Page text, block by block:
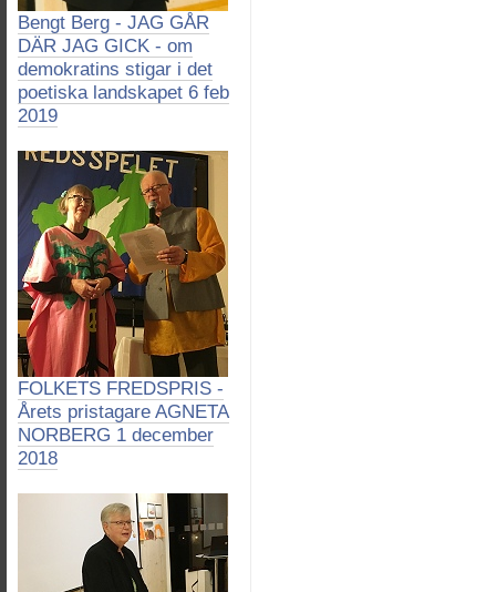
Bengt Berg - JAG GÅR
DÄR JAG GICK - om
demokratins stigar i det
poetiska landskapet 6 feb
2019
FOLKETS FREDSPRIS -
Årets pristagare AGNETA
NORBERG 1 december
2018